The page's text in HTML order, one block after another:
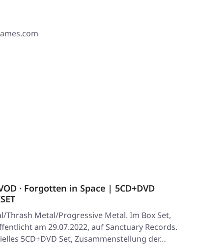
· Forgotten in Space | 5CD+DVD
Thrash Metal/Progressive Metal. Im Box Set,
am 29.07.2022, auf Sanctuary Records.
5CD+DVD Set, Zusammenstellung der…